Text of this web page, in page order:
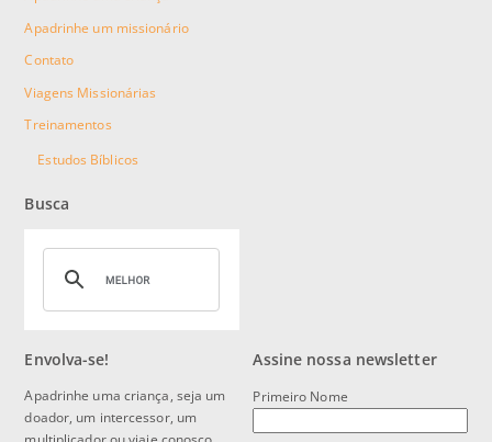
Apadrinhe um missionário
Contato
Viagens Missionárias
Treinamentos
Estudos Bíblicos
Busca
Envolva-se!
Apadrinhe uma criança, seja um
doador, um intercessor, um
Assine nossa newsletter
Primeiro Nome